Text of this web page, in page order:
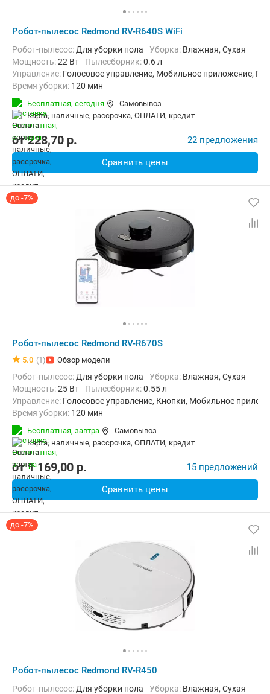
Робот-пылесос Redmond RV-R640S WiFi
Робот-пылесос: Для уборки пола Уборка: Влажная, Сухая
мощность:22 Вт пылесборник:0.6 л
Управление: Голосовое управление, Мобильное приложение,
Время уборки: 120 мин
Функции:
Бесплатная, сегодня
Самовывоз
карта, наличные, рассрочка, ОПЛАТИ, кредит
от228,70 p. 22 предложения
Сравнить цены
до -7%
Робот-пылесос Redmond RV-R670S
5.0 (1) Обзор модели
Робот-пылесос: Для уборки пола Уборка: Влажная, Сухая
мощность:25 Вт пылесборник:0.55 л
Управление: Голосовое управление, Кнопки, Мобильное
Время уборки: 120 мин
Функции:
Бесплатная, завтра
Самовывоз
карта, наличные, рассрочка, ОПЛАТИ, кредит
от1 169,00 p. 15 предложений
Сравнить цены
до -7%
Робот-пылесос Redmond RV-R450
Робот-пылесос: Для уборки пола Уборка: Влажная, Сухая